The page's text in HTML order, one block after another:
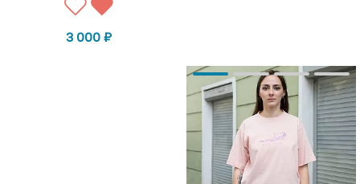
3 000 ₽